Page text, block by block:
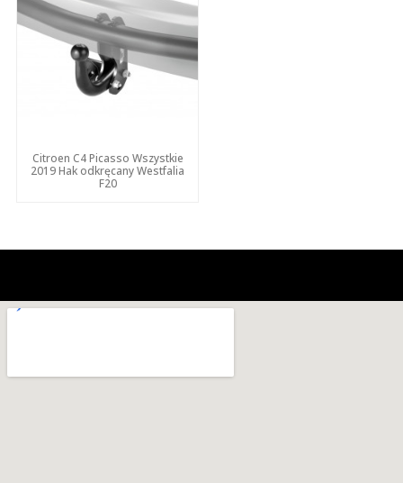
Citroen C4 Picasso Wszystkie
2019 Hak odkręcany Westfalia
F20